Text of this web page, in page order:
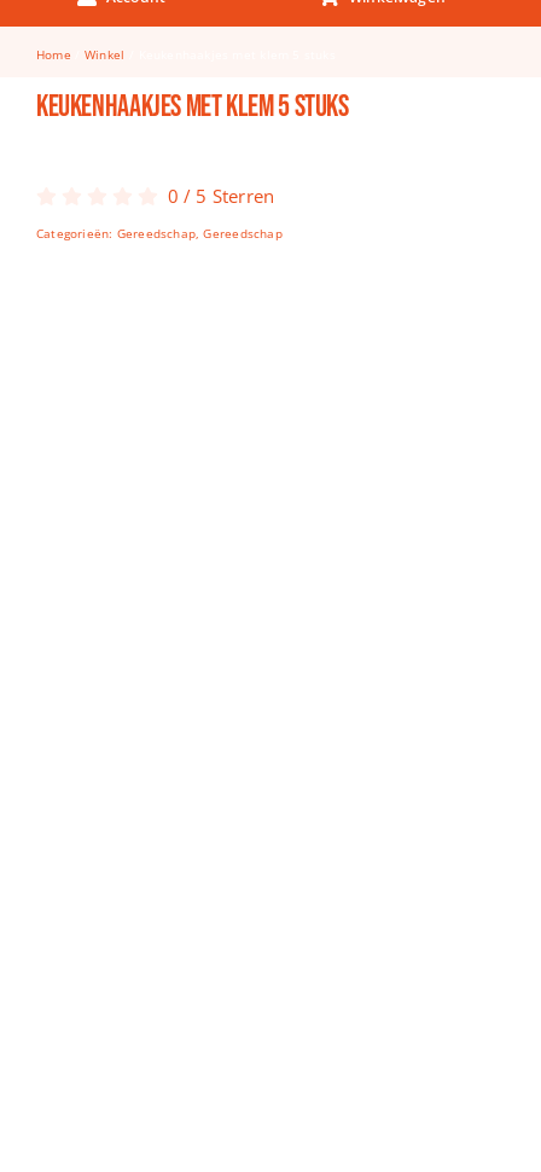
Keuken & Tafelen
Kinderfietsen
Knutselen
Spellen
Home Winkel
Keukenhaakjes met klem 5 stuks
0 / 5 Sterren
Categorieën: Gereedschap,Gereedschap